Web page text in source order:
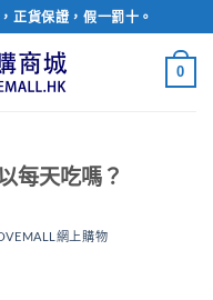
正貨保證，假一罰十。
0
每天吃嗎？
網上購物